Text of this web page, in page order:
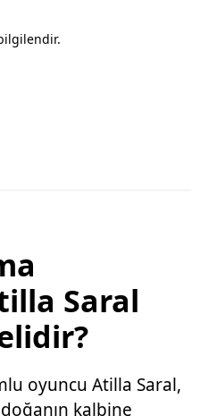
Saral
oyuncu Atilla Saral,
kalbine